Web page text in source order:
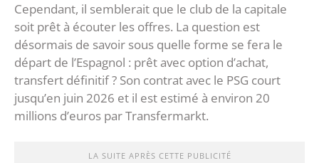
Cependant, il semblerait que le club de la capitale
soit prêt à écouter les offres. La question est
désormais de savoir sous quelle forme se fera le
départ de l’Espagnol : prêt avec option d’achat,
transfert définitif ? Son contrat avec le PSG court
jusqu’en juin 2026 et il est estimé à environ 20
millions d’euros par Transfermarkt.
LA SUITE APRÈS CETTE PUBLICITÉ